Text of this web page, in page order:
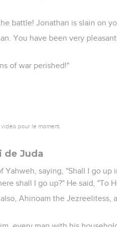
battle! Jonathan is slain on
You have been very
of war perished!"
pour le moment.
de Juda
saying, "Shall I go up
shall I go up?" He said, "To
Ahinoam the Jezreelitess,